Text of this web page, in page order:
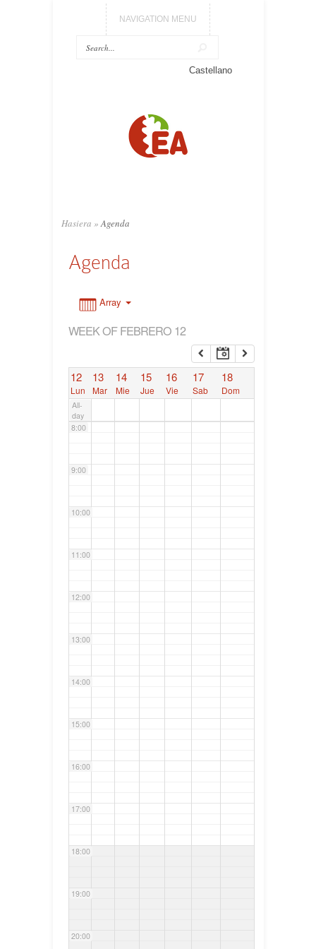
NAVIGATION MENU
Castellano
Hasiera » Agenda
Agenda
Array
WEEK OF FEBRERO 12
12
Lun
13
Mar
14
Mie
15
Jue
16
Vie
17
Sab
18
Dom
All-
day
4:00
5:00
7:00
8:00
9:00
10:00
11:00
12:00
13:00
14:00
15:00
16:00
17:00
18:00
19:00
20:00